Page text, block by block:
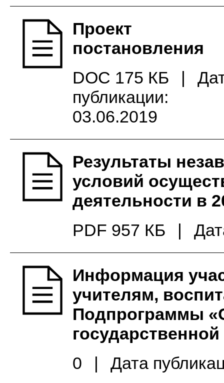
Проект
постановления
DOC 175 КБ
|
публикации:
03.06.2019
Результаты
условий
деятельности в
PDF 957 КБ
|
Информация
учителям,
Подпрограммы
0
| Дата